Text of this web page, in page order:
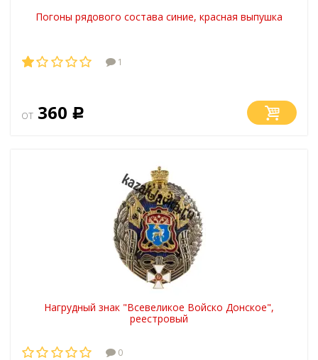
Погоны рядового состава синие, красная выпушка
1
от 360 Р
Нагрудный знак "Всевеликое Войско Донское",
реестровый
0